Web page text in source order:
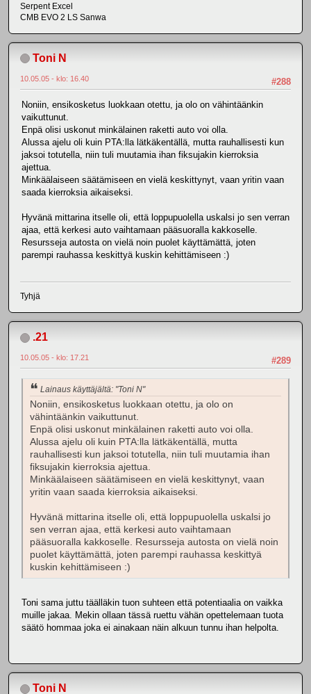
Serpent Excel
CMB EVO 2 LS Sanwa
Toni N
#288
10.05.05 - klo: 16.40
Noniin, ensikosketus luokkaan otettu, ja olo on vähintäänkin
vaikuttunut.
Enpä olisi uskonut minkälainen raketti auto voi olla.
Alussa ajelu oli kuin PTA:lla lätkäkentällä, mutta rauhallisesti kun
jaksoi totutella, niin tuli muutamia ihan fiksujakin kierroksia
ajettua.
Minkäälaiseen säätämiseen en vielä keskittynyt, vaan yritin vaan
saada kierroksia aikaiseksi.
Hyvänä mittarina itselle oli, että loppupuolella uskalsi jo sen verran
ajaa, että kerkesi auto vaihtamaan pääsuoralla kakkoselle.
Resursseja autosta on vielä noin puolet käyttämättä, joten
parempi rauhassa keskittyä kuskin kehittämiseen :)
Tyhjä
.21
#289
10.05.05 - klo: 17.21
Lainaus käyttäjältä: "Toni N"
Noniin, ensikosketus luokkaan otettu, ja olo on
vähintäänkin vaikuttunut.
Enpä olisi uskonut minkälainen raketti auto voi olla.
Alussa ajelu oli kuin PTA:lla lätkäkentällä, mutta
rauhallisesti kun jaksoi totutella, niin tuli muutamia ihan
fiksujakin kierroksia ajettua.
Minkäälaiseen säätämiseen en vielä keskittynyt, vaan
yritin vaan saada kierroksia aikaiseksi.
Hyvänä mittarina itselle oli, että loppupuolella uskalsi jo
sen verran ajaa, että kerkesi auto vaihtamaan
pääsuoralla kakkoselle. Resursseja autosta on vielä noin
puolet käyttämättä, joten parempi rauhassa keskittyä
kuskin kehittämiseen :)
Toni sama juttu täälläkin tuon suhteen että potentiaalia on vaikka
muille jakaa. Mekin ollaan tässä ruettu vähän opettelemaan tuota
säätö hommaa joka ei ainakaan näin alkuun tunnu ihan helpolta.
Toni N